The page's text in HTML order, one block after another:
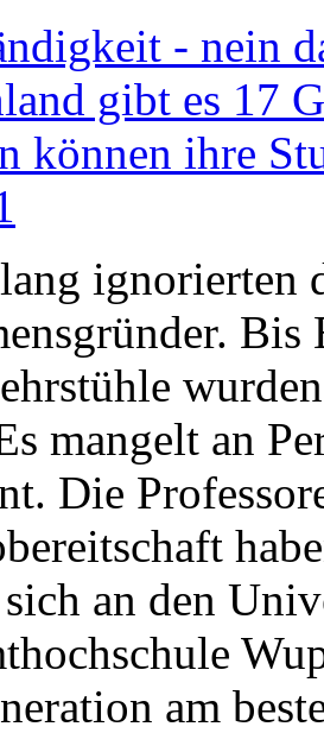
- nein
gibt es 17
können ihre
ignorierten
Bis
mangelt an
Die
sich an den
am